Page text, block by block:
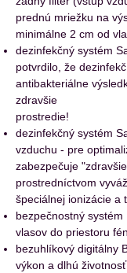
prednú mriežku na
minimálne 2 cm od
dezinfekčný systém
potvrdilo, že
antibakteriálne
zdravšie
prostredie!
dezinfekčný systém
vzduchu - pre
zabezpečuje
prostredníctvom
špeciálnej ionizácie a
bezpečnostný
vlasov do priestoru
bezuhlíkový digitálny
výkon a dlhú